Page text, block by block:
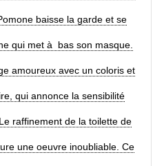
baisse la garde et se
qui met à bas son masque.
amoureux avec un coloris et
qui annonce la sensibilité
raffinement de la toilette de
une oeuvre inoubliable. Ce